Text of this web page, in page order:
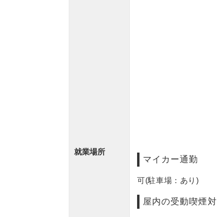
就業場所
マイカー通勤
可(駐車場：あり)
屋内の受動喫煙